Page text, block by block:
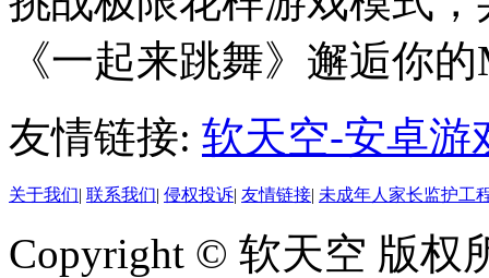
《一起来跳舞》邂逅你
友情链接: 软天空-安卓游
关于我们| 联系我们| 侵权投诉| 友情链接| 未成年人家长监护工
Copyright © 软天空 版权